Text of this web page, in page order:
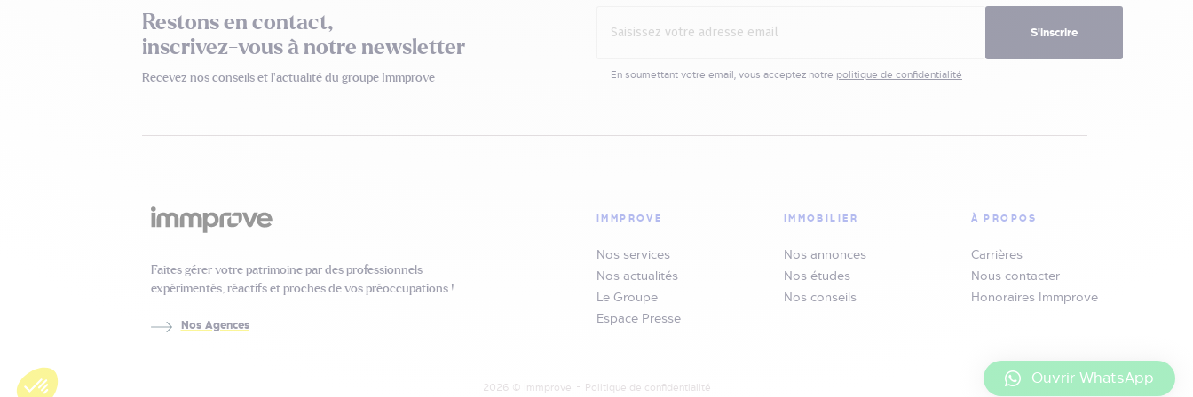
Restons en contact,
inscrivez-vous à notre newsletter
Recevez nos conseils et l’actualité du groupe Immprove
S'inscrire
En soumettant votre email, vous acceptez notre politique de confidentialité
Faites gérer votre patrimoine par des professionnels
expérimentés, réactifs et proches de vos préoccupations !
Nos Agences
IMMPROVE
Nos services
Nos actualités
Le Groupe
Espace Presse
IMMOBILIER
Nos annonces
Nos études
Nos conseils
À PROPOS
Carrières
Nous contacter
Honoraires Immprove
2026 © Immprove Politique de confidentialité
Ouvrir WhatsApp